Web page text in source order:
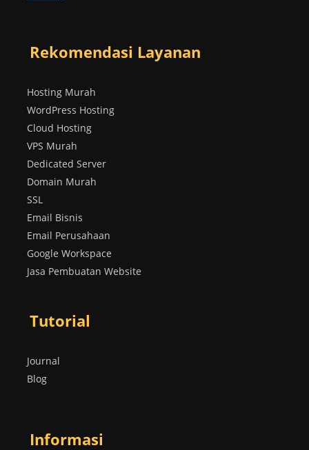
Rekomendasi Layanan
Hosting Murah
WordPress Hosting
Cloud Hosting
VPS Murah
Dedicated Server
Domain Murah
SSL
Email Bisnis
Email Perusahaan
Google Workspace
Jasa Pembuatan Website
Tutorial
Journal
Blog
Informasi